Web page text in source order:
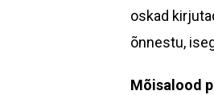
oskad
õnnestu,
Mõisalood